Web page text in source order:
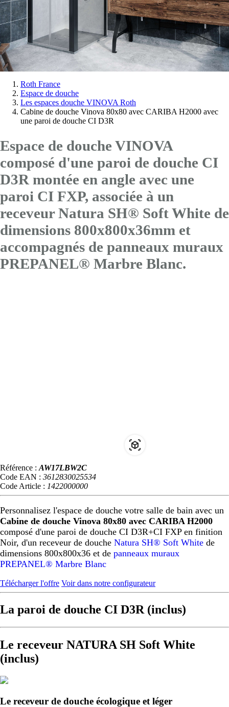
Vous
êtes
Roth France
Espace de douche
Les espaces douche VINOVA Roth
Cabine de douche Vinova 80x80 avec CARIBA H2000 avec
une paroi de douche CI D3R
Espace de douche VINOVA
composé d'une paroi de douche CI
D3R montée en angle avec une
paroi CI FXP, associée à un
receveur Natura SH® Soft White de
dimensions 800x800x36mm et
accompagnés de panneaux muraux
PREPANEL® Marbre Blanc.
Référence : AW17LBW2C
Code EAN : 3612830025534
Code Article : 1422000000
Personnalisez l'espace de douche votre salle de bain avec un
Cabine de douche Vinova 80x80 avec CARIBA H2000
composé d'une paroi de douche CI D3R+CI FXP en finition
Noir, d'un receveur de douche Natura SH® Soft White de
dimensions 800x800x36 et de panneaux muraux
PREPANEL® Marbre Blanc
Télécharger l'offre Voir dans notre configurateur
La paroi de douche CI D3R (inclus)
Le receveur NATURA SH Soft White
(inclus)
Le receveur de douche écologique et léger